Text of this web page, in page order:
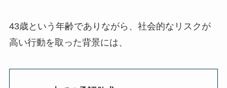
43歳という年齢でありながら、社会的なリスクが
高い行動を取った背景には、